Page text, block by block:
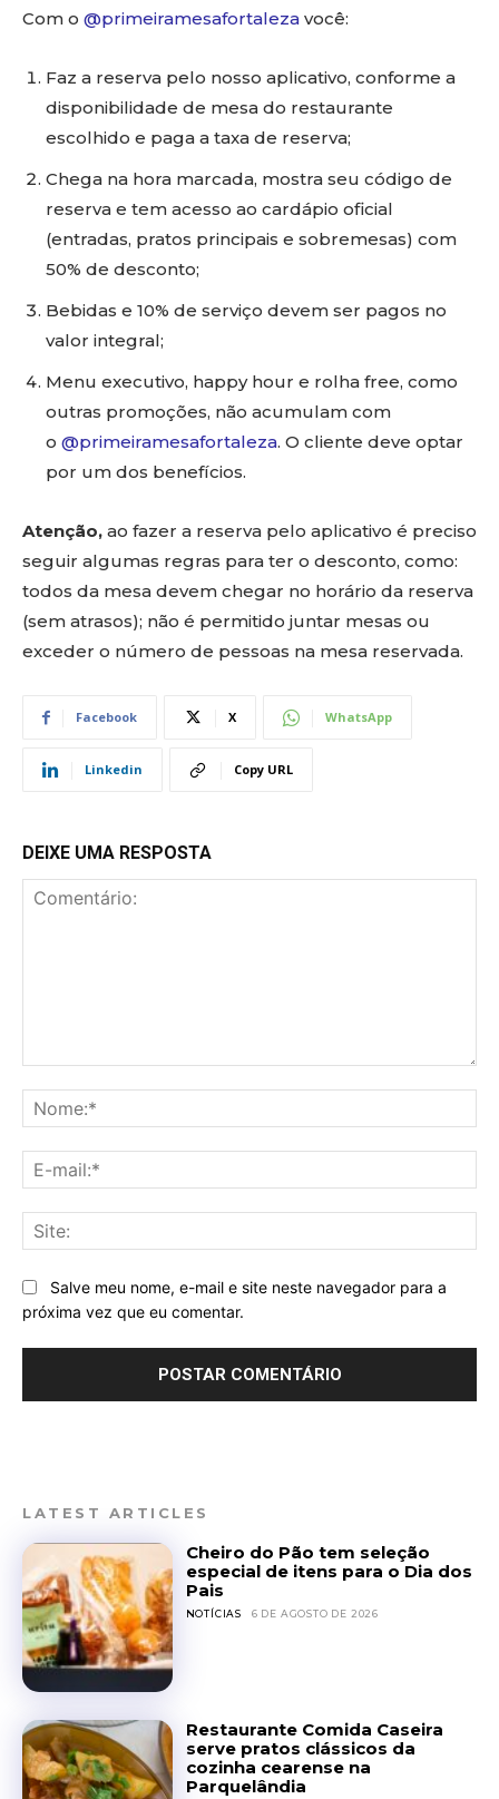
Com o @primeiramesafortaleza você:
Faz a reserva pelo nosso aplicativo, conforme a
disponibilidade de mesa do restaurante
escolhido e paga a taxa de reserva;
Chega na hora marcada, mostra seu código de
reserva e tem acesso ao cardápio oficial
(entradas, pratos principais e sobremesas) com
50% de desconto;
Bebidas e 10% de serviço devem ser pagos no
valor integral;
Menu executivo, happy hour e rolha free, como
outras promoções, não acumulam com
o @primeiramesafortaleza. O cliente deve optar
por um dos benefícios.
Atenção, ao fazer a reserva pelo aplicativo é preciso
seguir algumas regras para ter o desconto, como:
todos da mesa devem chegar no horário da reserva
(sem atrasos); não é permitido juntar mesas ou
exceder o número de pessoas na mesa reservada.
Facebook X WhatsApp
Linkedin Copy URL
DEIXE UMA RESPOSTA
Salve meu nome, e-mail e site neste navegador para a
próxima vez que eu comentar.
LATEST ARTICLES
Cheiro do Pão tem seleção
especial de itens para o Dia dos
Pais
NOTÍCIAS 6 DE AGOSTO DE 2026
Restaurante Comida Caseira
serve pratos clássicos da
cozinha cearense na
Parquelândia